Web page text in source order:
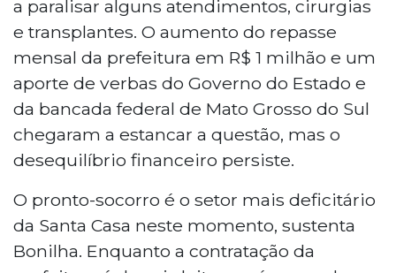
a paralisar alguns atendimentos, cirurgias
e transplantes. O aumento do repasse
mensal da prefeitura em R$ 1 milhão e um
aporte de verbas do Governo do Estado e
da bancada federal de Mato Grosso do Sul
chegaram a estancar a questão, mas o
desequilíbrio financeiro persiste.
O pronto-socorro é o setor mais deficitário
da Santa Casa neste momento, sustenta
Bonilha. Enquanto a contratação da